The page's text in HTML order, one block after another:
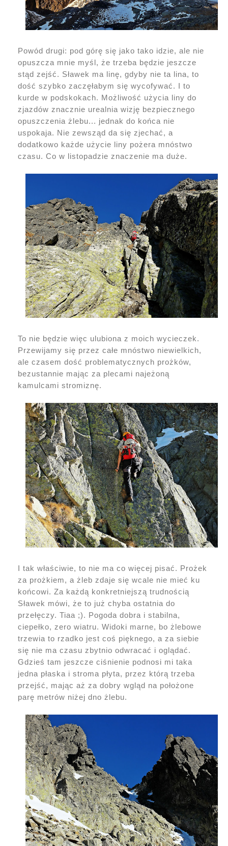
Powód drugi: pod górę się jako tako idzie, ale nie
opuszcza mnie myśl, że trzeba będzie jeszcze
stąd zejść. Sławek ma linę, gdyby nie ta lina, to
dość szybko zaczęłabym się wycofywać. I to
kurde w podskokach. Możliwość użycia liny do
zjazdów znacznie urealnia wizję bezpiecznego
opuszczenia żlebu... jednak do końca nie
uspokaja. Nie zewsząd da się zjechać, a
dodatkowo każde użycie liny pożera mnóstwo
czasu. Co w listopadzie znaczenie ma duże.
To nie będzie więc ulubiona z moich wycieczek.
Przewijamy się przez całe mnóstwo niewielkich,
ale czasem dość problematycznych prożków,
bezustannie mając za plecami najeżoną
kamulcami stromiznę.
I tak właściwie, to nie ma co więcej pisać. Prożek
za prożkiem, a żleb zdaje się wcale nie mieć ku
końcowi. Za każdą konkretniejszą trudnością
Sławek mówi, że to już chyba ostatnia do
przełęczy. Tiaa ;). Pogoda dobra i stabilna,
ciepełko, zero wiatru. Widoki marne, bo żlebowe
trzewia to rzadko jest coś pięknego, a za siebie
się nie ma czasu zbytnio odwracać i oglądać.
Gdzieś tam jeszcze ciśnienie podnosi mi taka
jedna płaska i stroma płyta, przez którą trzeba
przejść, mając aż za dobry wgląd na położone
parę metrów niżej dno żlebu.